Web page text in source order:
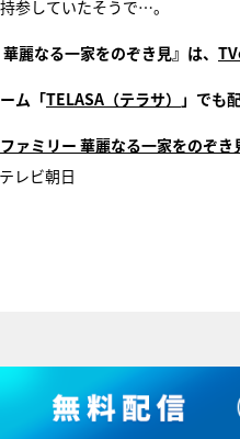
参していたそうで…。
麗なる一家をのぞき見』は、
ム「TELASA （テラサ） 」でも
ァミリー 華麗なる一家をのぞき
レビ朝日